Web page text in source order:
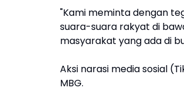
"Kami meminta dengan
suara-suara rakyat di
masyarakat yang ada di
Aksi narasi media sosial
MBG.